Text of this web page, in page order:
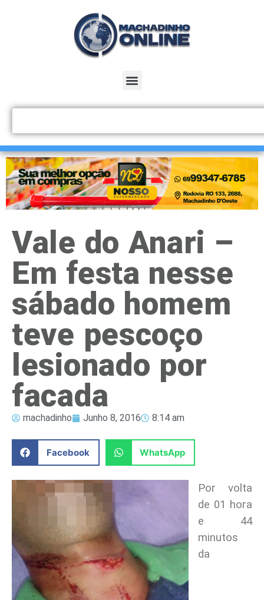
Vale do Anari –
Em festa nesse
sábado homem
teve pescoço
lesionado por
facada
machadinho Junho 8, 2016 8:14 am
Facebook WhatsApp
Por volta
de 01 hora
e 44
minutos
da